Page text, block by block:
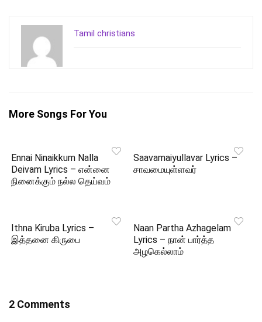
Tamil christians
More Songs For You
Ennai Ninaikkum Nalla
Deivam Lyrics – என்னை
நினைக்கும் நல்ல தெய்வம்
Saavamaiyullavar Lyrics –
சாவமையுள்ளவர்
Ithna Kiruba Lyrics –
இத்தனை கிருபை
Naan Partha Azhagelam
Lyrics – நான் பார்த்த
அழகெல்லாம்
2 Comments